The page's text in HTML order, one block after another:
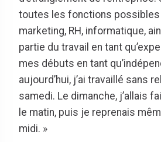
toutes les fonctions possibles
marketing, RH, informatique,
partie du travail en tant
mes débuts en tant
aujourd’hui, j’ai travaillé sans
samedi. Le dimanche, j’allais
le matin, puis je reprenais
midi. »